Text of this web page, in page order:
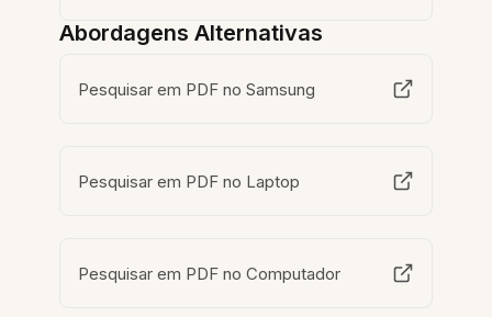
Abordagens Alternativas
Pesquisar em PDF no Samsung
Pesquisar em PDF no Laptop
Pesquisar em PDF no Computador